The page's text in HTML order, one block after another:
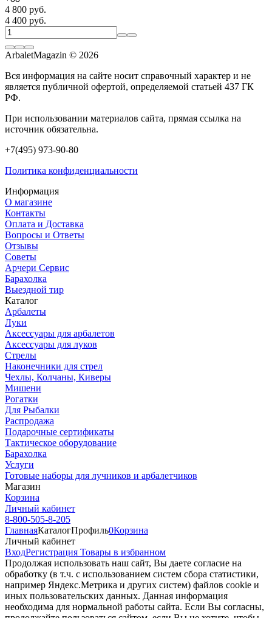
4 800 руб.
4 400 руб.
ArbaletMagazin © 2026
Вся информация на сайте носит справочный характер и не
является публичной офертой, определяемой статьей 437 ГК
РФ.
При использовании материалов сайта, прямая ссылка на
источник обязательна.
+7(495) 973-90-80
Политика конфиденциальности
Информация
О магазине
Контакты
Оплата и Доставка
Вопросы и Ответы
Отзывы
Советы
Арчери Сервис
Барахолка
Выездной тир
Каталог
Арбалеты
Луки
Аксессуары для арбалетов
Аксессуары для луков
Стрелы
Наконечники для стрел
Чехлы, Колчаны, Киверы
Мишени
Рогатки
Для Рыбалки
Распродажа
Подарочные сертификаты
Тактическое оборудование
Барахолка
Услуги
Готовые наборы для лучников и арбалетчиков
Магазин
Корзина
Личный кабинет
8-800-505-8-205
ГлавнаяКаталогПрофиль0Корзина
Личный кабинет
ВходРегистрация Товары в избранном
Продолжая использовать наш cайт, Вы даете согласие на
обработку (в т.ч. с использованием систем сбора статистики,
например Яндекс.Метрика и других систем) файлов cookie и
иных пользовательских данных. Данная информация
необходима для нормальной работы сайта. Если Вы согласны,